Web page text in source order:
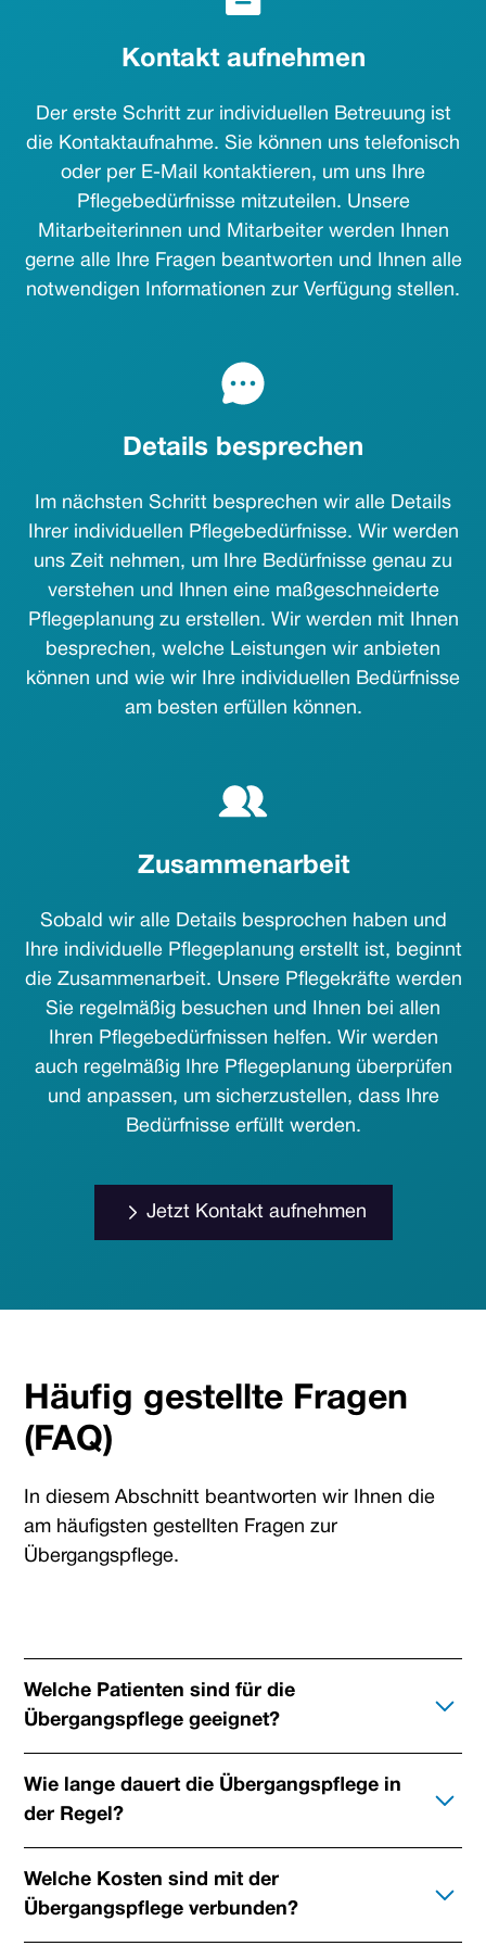
Kontakt aufnehmen
Der erste Schritt zur individuellen Betreuung ist
die Kontaktaufnahme. Sie können uns telefonisch
oder per E-Mail kontaktieren, um uns Ihre
Pflegebedürfnisse mitzuteilen. Unsere
Mitarbeiterinnen und Mitarbeiter werden Ihnen
gerne alle Ihre Fragen beantworten und Ihnen alle
notwendigen Informationen zur Verfügung stellen.
Details besprechen
Im nächsten Schritt besprechen wir alle Details
Ihrer individuellen Pflegebedürfnisse. Wir werden
uns Zeit nehmen, um Ihre Bedürfnisse genau zu
verstehen und Ihnen eine maßgeschneiderte
Pflegeplanung zu erstellen. Wir werden mit Ihnen
besprechen, welche Leistungen wir anbieten
können und wie wir Ihre individuellen Bedürfnisse
am besten erfüllen können.
Zusammenarbeit
Sobald wir alle Details besprochen haben und
Ihre individuelle Pflegeplanung erstellt ist, beginnt
die Zusammenarbeit. Unsere Pflegekräfte werden
Sie regelmäßig besuchen und Ihnen bei allen
Ihren Pflegebedürfnissen helfen. Wir werden
auch regelmäßig Ihre Pflegeplanung überprüfen
und anpassen, um sicherzustellen, dass Ihre
Bedürfnisse erfüllt werden.
Jetzt Kontakt aufnehmen
Häufig gestellte Fragen
(FAQ)
In diesem Abschnitt beantworten wir Ihnen die
am häufigsten gestellten Fragen zur
Übergangspflege.
Welche Patienten sind für die
Übergangspflege geeignet?
die nach einem Krankenhausaufenthalt oder einer
Rehabilitation noch nicht in der Lage sind,
zurückzukehren. Es kann sich dabei um Personen
handeln, die weiterhin pflegerische Unterstützung
Wie lange dauert die Übergangspflege in
der Regel?
individuellen Bedürfnissen und gesundheitlichen
Zuständen variieren. In der Regel erstreckt sie
Welche Kosten sind mit der
Übergangspflege verbunden?